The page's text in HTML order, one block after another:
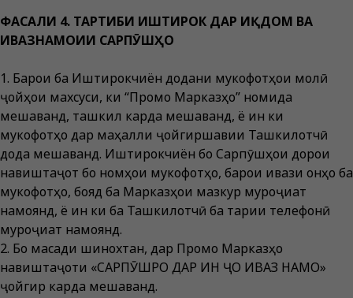
ФАСАЛИ 4. ТАРТИБИ ИШТИРОК ДАР ИҚДОМ ВА
ИВАЗНАМОИИ САРПӮШҲО
1. Барои ба Иштирокчиён додани мукофотҳои молӣ
ҷойҳои махсуси, ки “Промо Марказҳо” номида
мешаванд, ташкил карда мешаванд, ё ин ки
мукофотҳо дар маҳалли ҷойгиршавии Ташкилотчӣ
дода мешаванд. Иштирокчиён бо Сарпӯшҳои дорои
навиштаҷот бо номҳои мукофотҳо, барои ивази онҳо ба
мукофотҳо, бояд ба Марказҳои мазкур муроҷиат
намоянд, ё ин ки ба Ташкилотчӣ ба тариқи телефонӣ
муроҷиат намоянд.
2. Бо мақсади шинохтан, дар Промо Марказҳо
навиштаҷоти «САРПӮШРО ДАР ИН ҶО ИВАЗ НАМО»
ҷойгир карда мешаванд.